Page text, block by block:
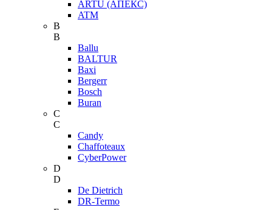
ARTU (АПЕКС)
ATM
B
B
Ballu
BALTUR
Baxi
Bergerr
Bosch
Buran
C
C
Candy
Chaffoteaux
CyberPower
D
D
De Dietrich
DR-Termo